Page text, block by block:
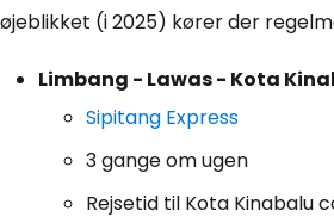
(i 2025) kører der
Limbang - Lawas - Kota
Sipitang Express
3 gange om ugen
Rejsetid til Kota Kinabalu